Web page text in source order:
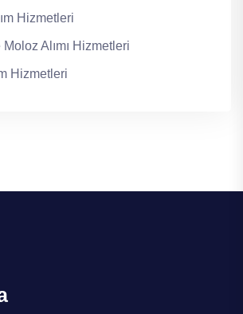
Hizmetleri
Alımı Hizmetleri
Hizmetleri